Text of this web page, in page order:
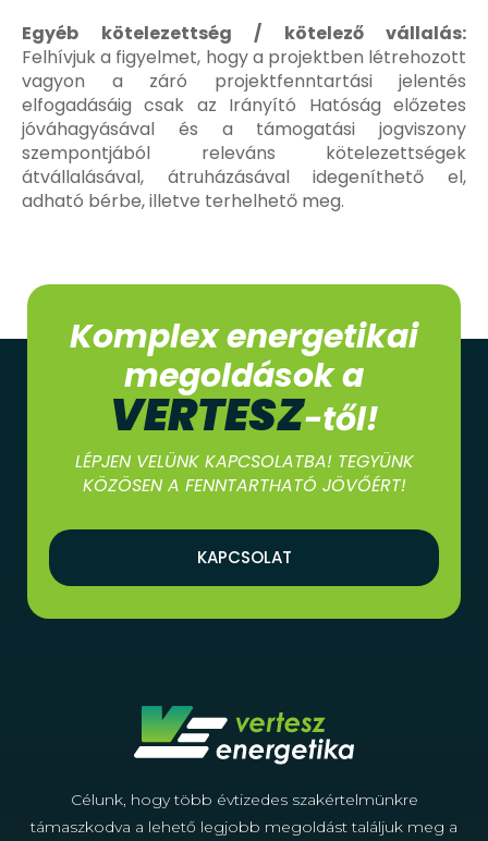
Egyéb kötelezettség / kötelező vállalás:
Felhívjuk a figyelmet, hogy a projektben létrehozott
vagyon a záró projektfenntartási jelentés
elfogadásáig csak az Irányító Hatóság előzetes
jóváhagyásával és a támogatási jogviszony
szempontjából releváns kötelezettségek
átvállalásával, átruházásával idegeníthető el,
adható bérbe, illetve terhelhető meg.
Komplex energetikai
megoldások a
VERTESZ-től!
LÉPJEN VELÜNK KAPCSOLATBA! TEGYÜNK
KÖZÖSEN A FENNTARTHATÓ JÖVŐÉRT!
KAPCSOLAT
Célunk, hogy több évtizedes szakértelmünkre
támaszkodva a lehető legjobb megoldást találjuk meg a